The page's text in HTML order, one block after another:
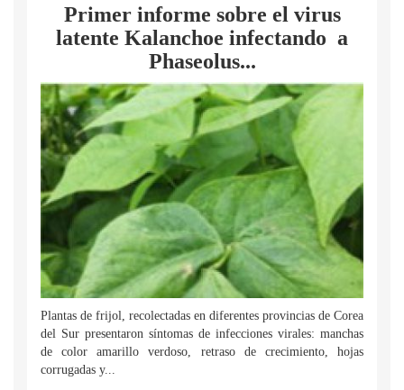
Primer informe sobre el virus
latente Kalanchoe infectando a
Phaseolus...
Plantas de frijol, recolectadas en diferentes provincias de Corea
del Sur presentaron síntomas de infecciones virales: manchas
de color amarillo verdoso, retraso de crecimiento, hojas
corrugadas y...